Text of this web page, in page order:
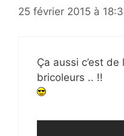
25 février 2015 à
Ça aussi c’est
bricoleurs .. !!